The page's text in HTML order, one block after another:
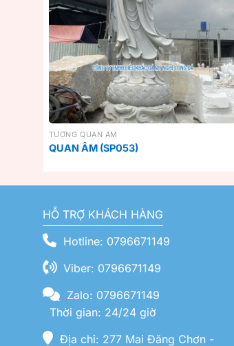
TƯỢNG QUAN ÂM
QUAN ÂM (SP053)
HỖ TRỢ KHÁCH HÀNG
Hotline: 0796671149
Viber: 0796671149
Zalo: 0796671149
Thời gian: 24/24 giờ
Địa chỉ: 277 Mai Đăng Chơn -